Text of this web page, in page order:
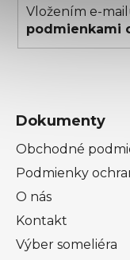
Vložením e-
podmienkami
Dokumenty
Obchodné
Podmienky
O nás
Kontakt
Výber someliéra